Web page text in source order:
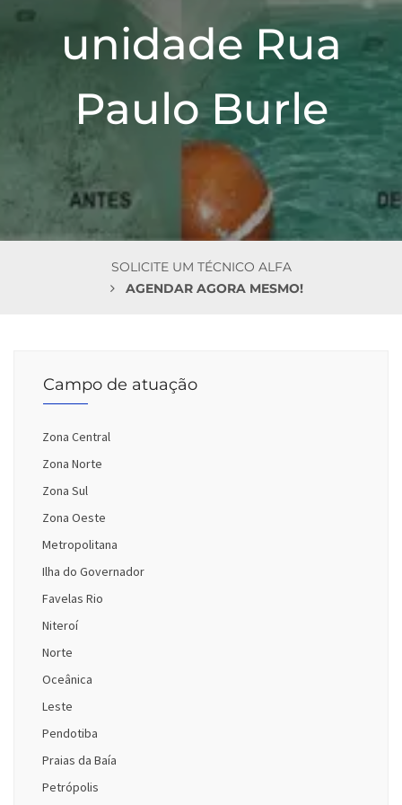
unidade Rua
Paulo Burle
SOLICITE UM TÉCNICO ALFA
AGENDAR AGORA MESMO!
Campo de atuação
Zona Central
Zona Norte
Zona Sul
Zona Oeste
Metropolitana
Ilha do Governador
Favelas Rio
Niteroí
Norte
Oceânica
Leste
Pendotiba
Praias da Baía
Petrópolis